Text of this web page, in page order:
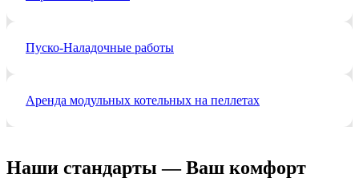
Пуско-Наладочные работы
Аренда модульных котельных на пеллетах
Наши стандарты —Ваш комфорт